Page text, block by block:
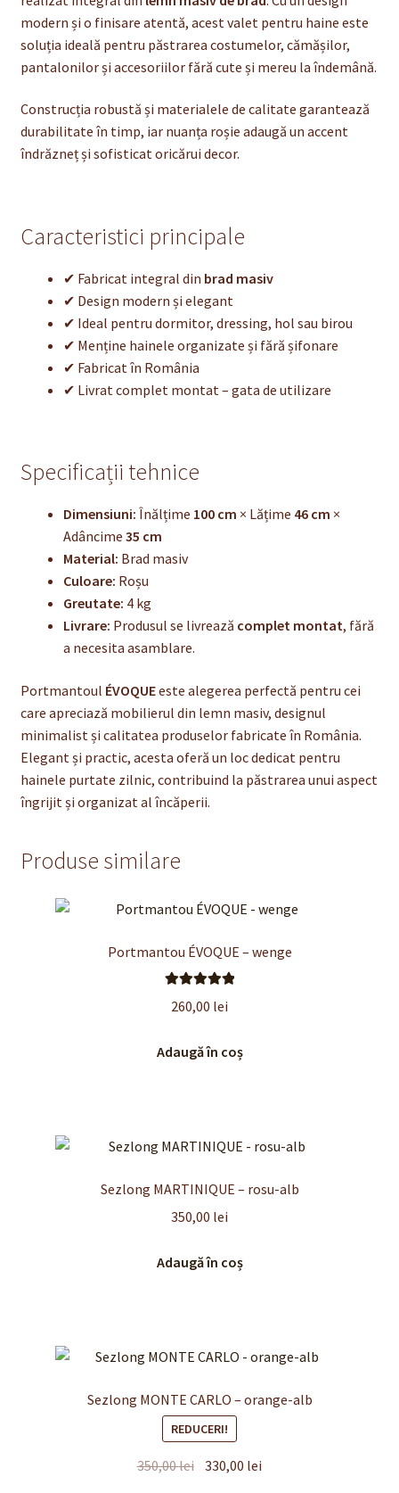
modern și o finisare atentă, acest valet pentru haine este
soluția ideală pentru păstrarea costumelor, cămășilor,
pantalonilor și accesoriilor fără cute și mereu la îndemână.
Construcția robustă și materialele de calitate garantează
durabilitate în timp, iar nuanța roșie adaugă un accent
îndrăzneț și sofisticat oricărui decor.
Caracteristici principale
✔ Fabricat integral din brad masiv
✔ Design modern și elegant
✔ Ideal pentru dormitor, dressing, hol sau birou
✔ Menține hainele organizate și fără șifonare
✔ Fabricat în România
✔ Livrat complet montat – gata de utilizare
Specificații tehnice
Dimensiuni: Înălțime 100 cm × Lățime 46 cm ×
Adâncime 35 cm
Material: Brad masiv
Culoare: Roșu
Greutate: 4 kg
Livrare: Produsul se livrează complet montat, fără
a necesita asamblare.
Portmantoul ÉVOQUEeste alegerea perfectă pentru cei
care apreciază mobilierul din lemn masiv, designul
minimalist și calitatea produselor fabricate în România.
Elegant și practic, acesta oferă un loc dedicat pentru
hainele purtate zilnic, contribuind la păstrarea unui aspect
îngrijit și organizat al încăperii.
Produse similare
Portmantou ÉVOQUE – wenge
5.00
260,00 lei
Adaugă în coș
Sezlong MARTINIQUE – rosu-alb
350,00 lei
Adaugă în coș
Sezlong MONTE CARLO – orange-alb
REDUCERI!
350,00lei Prețul
330,00 lei